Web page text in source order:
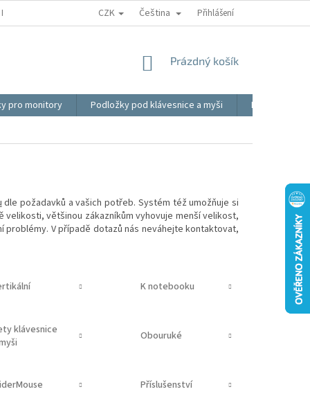
REKLAMACE VIDEO MOJE OBJEDNÁVKA
CZK Čeština Přihlášení
NÁKUPNÍ
Prázdný košík
pro monitory Podložky pod klávesnice a myši
Ergonomické
dle požadavků a vašich potřeb. Systém též umožňuje si
velikosti, většinou zákazníkům vyhovuje menší velikost,
V případě dotazů nás neváhejte kontaktovat,
K notebooku
klávesnice
Obouruké
Příslušenství